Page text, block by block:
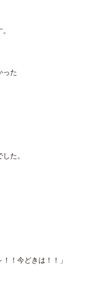
った
た。
！今どきは！！」